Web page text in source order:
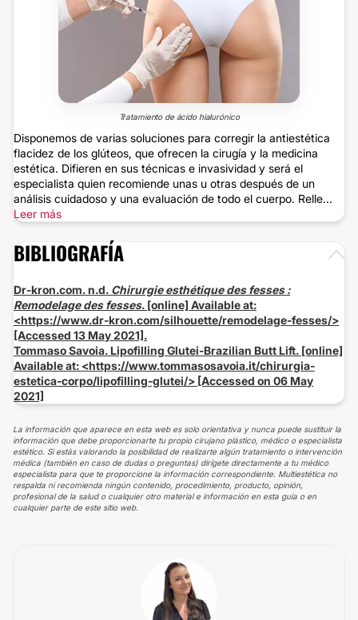
Tratamiento de ácido hialurónico
Disponemos de varias soluciones para corregir la antiestética
flacidez de los glúteos, que ofrecen la cirugía y la medicina
estética. Difieren en sus técnicas e invasividad y será el
especialista quien recomiende unas u otras después de un
análisis cuidadoso y una evaluación de todo el cuerpo. Relle...
Leer más
BIBLIOGRAFÍA
Dr-kron.com. n.d. Chirurgie esthétique des fesses :
Remodelage des fesses. [online] Available at:
<https://www.dr-kron.com/silhouette/remodelage-fesses/>
[Accessed 13 May 2021].
Tommaso Savoia. Lipofilling Glutei-Brazilian Butt Lift. [online]
Available at: <https://www.tommasosavoia.it/chirurgia-
estetica-corpo/lipofilling-glutei/> [Accessed on 06 May
2021]
La información que aparece en esta web es solo orientativa y nunca puede sustituir la
información que debe proporcionarte tu propio cirujano plástico, médico o especialista
estético. Si estás valorando la posibilidad de realizarte algún tratamiento o intervención
médica (también en caso de dudas o preguntas) dirígete directamente a tu médico
especialista para que te proporcione la información correspondiente. Multiestética no
respalda ni recomienda ningún contenido, procedimiento, producto, opinión,
profesional de la salud o cualquier otro material e información en esta guía o en
cualquier parte de este sitio web.